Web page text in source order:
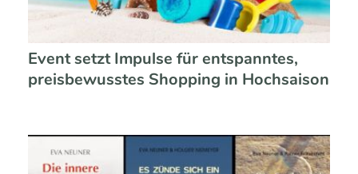
Event setzt Impulse für entspanntes,
preisbewusstes Shopping in Hochsaison